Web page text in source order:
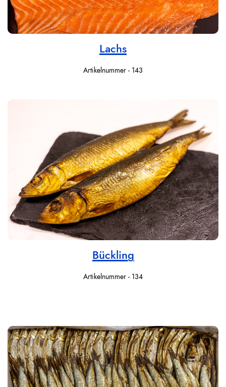
Lachs
Artikelnummer - 143
Bückling
Artikelnummer - 134